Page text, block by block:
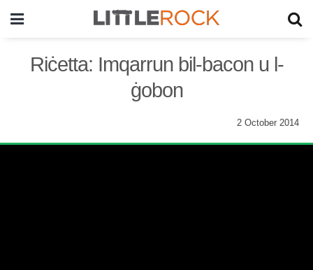
Riċetta: Imqarrun bil-bacon u l-
ġobon
2 October 2014